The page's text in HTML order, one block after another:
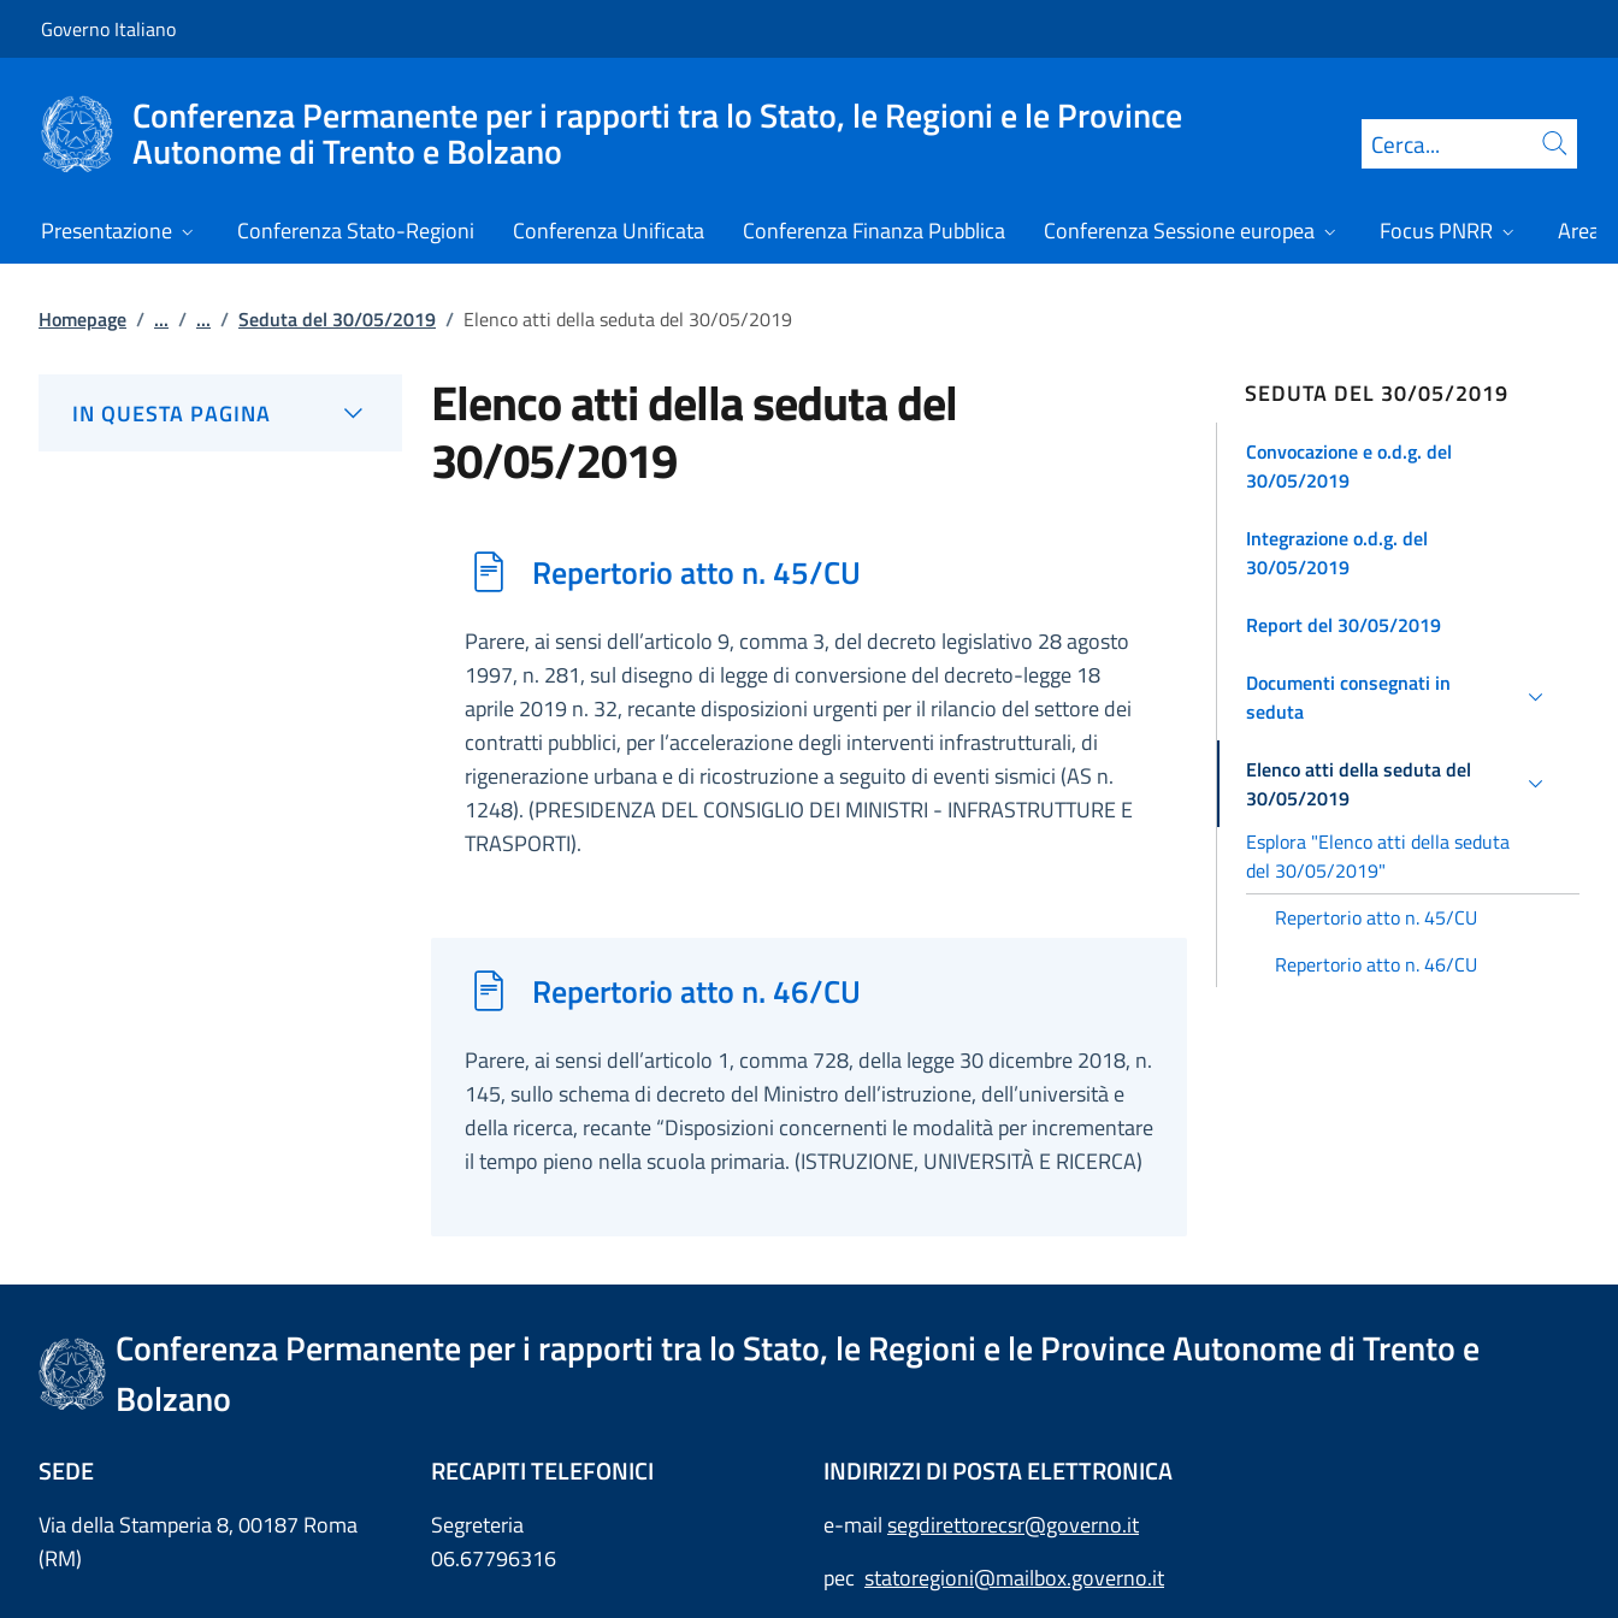
Governo Italiano
Conferenza Permanente per i rapporti tra lo Stato, le Regioni e le Province
Autonome di Trento e Bolzano Cerca
Presentazione Conferenza Stato-Regioni Conferenza Unificata Conferenza Finanza Pubblica Conferenza Sessione europea Focus PNRR Area
Homepage / ... / ... / Seduta del 30/05/2019 / Elenco atti della seduta del 30/05/2019
IN QUESTA PAGINA Elenco atti della seduta del
30/05/2019
Repertorio atto n. 45/CU
Parere, ai sensi dell’articolo 9, comma 3, del decreto legislativo 28 agosto
1997, n. 281, sul disegno di legge di conversione del decreto-legge 18
aprile 2019 n. 32, recante disposizioni urgenti per il rilancio del settore dei
contratti pubblici, per l’accelerazione degli interventi infrastrutturali, di
rigenerazione urbana e di ricostruzione a seguito di eventi sismici (AS n.
1248). (PRESIDENZA DEL CONSIGLIO DEI MINISTRI - INFRASTRUTTURE E
TRASPORTI).
Repertorio atto n. 46/CU
Parere, ai sensi dell’articolo 1, comma 728, della legge 30 dicembre 2018, n.
145, sullo schema di decreto del Ministro dell’istruzione, dell’università e
della ricerca, recante “Disposizioni concernenti le modalità per incrementare
il tempo pieno nella scuola primaria. (ISTRUZIONE, UNIVERSITÀ E RICERCA)
SEDUTA DEL 30/05/2019
Convocazione e o.d.g. del
30/05/2019
Integrazione o.d.g. del
30/05/2019
Report del 30/05/2019
Documenti consegnati in
seduta
Elenco atti della seduta del
30/05/2019
Esplora "Elenco atti della seduta
del 30/05/2019"
Repertorio atto n. 45/CU
Repertorio atto n. 46/CU
Conferenza Permanente per i rapporti tra lo Stato, le Regioni e le Province Autonome di Trento e
Bolzano
SEDE
Via della Stamperia 8, 00187 Roma
(RM)
RECAPITI TELEFONICI
Segreteria
06.67796316
INDIRIZZI DI POSTA ELETTRONICA
e-mailsegdirettorecsr@governo.it
pec statoregioni@mailbox.governo.it